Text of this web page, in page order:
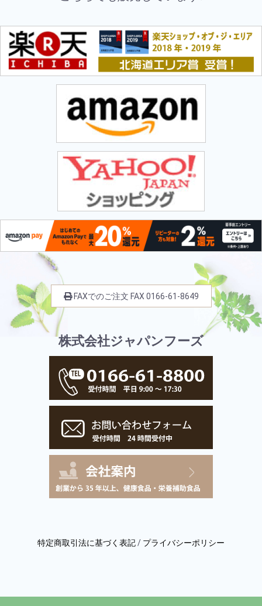
FAXでのご注文 FAX 0166-61-8649
株式会社ジャパンフーズ
特定商取引法に基づく表記/ プライバシーポリシー